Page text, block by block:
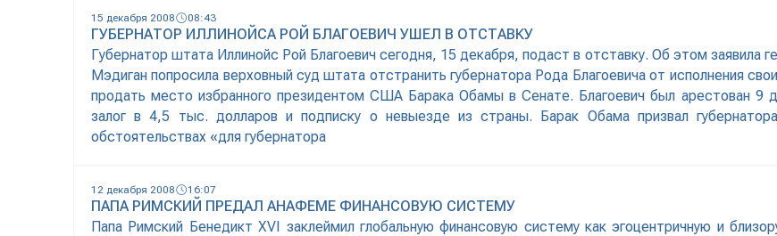
15 декабря 2008 08:43
ГУБЕРНАТОР ИЛЛИНОЙСА РОЙ БЛАГОЕВИЧ УШЕЛ В ОТСТАВКУ
Губернатор штата Иллинойс Рой Благоевич сегодня, 15 декабря, подаст в отставку. Об этом заявила
Мэдиган попросила верховный суд штата отстранить губернатора Рода Благоевича от исполнения
продать место избранного президентом США Барака Обамы в Сенате. Благоевич был арестован 9
залог в 4,5 тыс. долларов и подписку о невыезде из страны. Барак Обама призвал
обстоятельствах «для губернатора
12 декабря 2008 16:07
ПАПА РИМСКИЙ ПРЕДАЛ АНАФЕМЕ ФИНАНСОВУЮ СИСТЕМУ
Папа Римский Бенедикт XVI заклеймил глобальную финансовую систему как эгоцентричную и